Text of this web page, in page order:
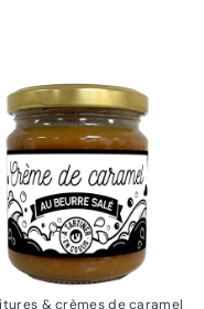
& crèmes de caramel